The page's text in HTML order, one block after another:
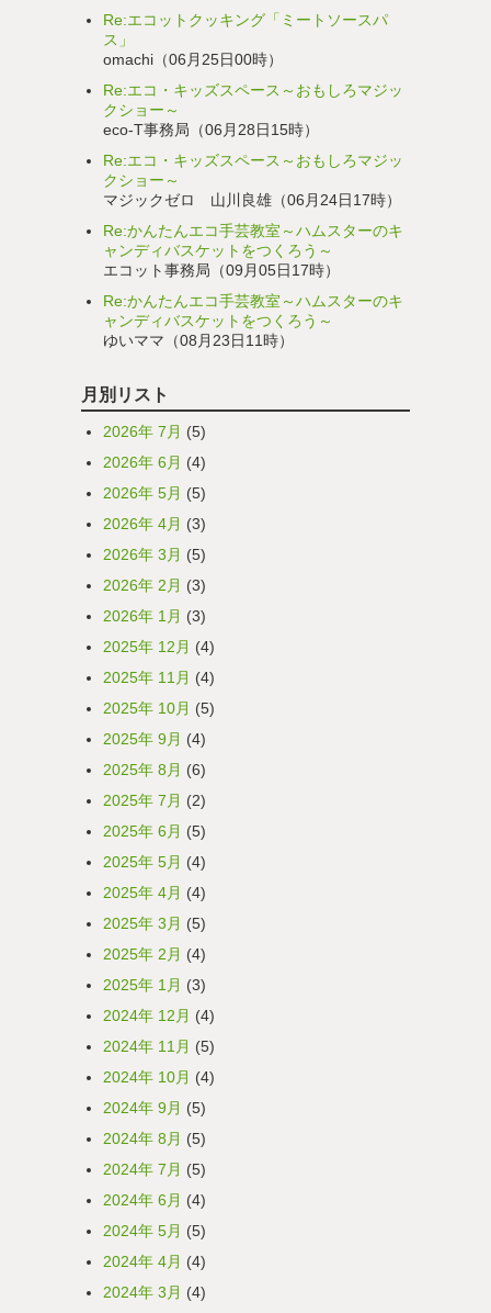
Re:エコットクッキング「ミートソースパ
ス」
omachi（06月25日00時）
Re:エコ・キッズスペース～おもしろマジッ
クショー～
eco-T事務局（06月28日15時）
Re:エコ・キッズスペース～おもしろマジッ
クショー～
マジックゼロ 山川良雄（06月24日17時）
Re:かんたんエコ手芸教室～ハムスターのキ
ャンディバスケットをつくろう～
エコット事務局（09月05日17時）
Re:かんたんエコ手芸教室～ハムスターのキ
ャンディバスケットをつくろう～
ゆいママ（08月23日11時）
月別リスト
2026年 7月 (5)
2026年 6月 (4)
2026年 5月 (5)
2026年 4月 (3)
2026年 3月 (5)
2026年 2月 (3)
2026年 1月 (3)
2025年 12月 (4)
2025年 11月 (4)
2025年 10月 (5)
2025年 9月 (4)
2025年 8月 (6)
2025年 7月 (2)
2025年 6月 (5)
2025年 5月 (4)
2025年 4月 (4)
2025年 3月 (5)
2025年 2月 (4)
2025年 1月 (3)
2024年 12月 (4)
2024年 11月 (5)
2024年 10月 (4)
2024年 9月 (5)
2024年 8月 (5)
2024年 7月 (5)
2024年 6月 (4)
2024年 5月 (5)
2024年 4月 (4)
2024年 3月 (4)